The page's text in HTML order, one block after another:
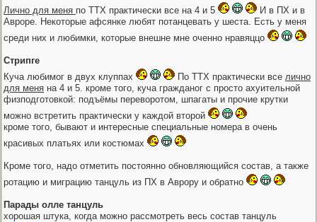
Лично для меня по ТТХ практически все на 4 и 5
И в ПХ и в
Авроре. Некоторые афсянке любят потанцевать у шеста. Есть у меня
среди них и любимки, которые внешне мне оченно нравяццо
Стрипге
Куча любимог в двух клуппах
По ТТХ практически все лично
для меня на 4 и 5. кроме того, куча гражданог с просто ахуительной
физподготовкой: подъёмы переворотом, шпагаты и прочие крутки
можно встретить практически у каждой второй
кроме того, бывают и интересные специальные номера в очень
красивых платьях или костюмах
Кроме того, надо отметить постоянно обновляющийся состав, а также
ротацию и миграцию танцуль из ПХ в Аврору и обратно
Парады олле танцуль
хорошая штука, когда можно рассмотреть весь состав танцуль